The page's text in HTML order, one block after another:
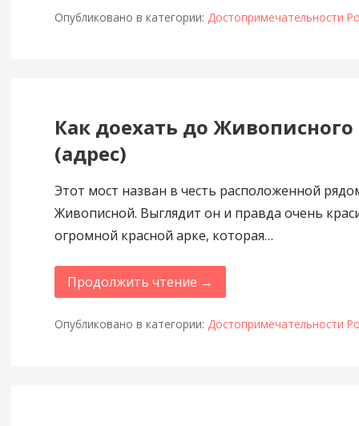
Опубликовано в категории: Достопримечательности
Как доехать до Живописного
(адрес)
Этот мост назван в честь расположенной
Живописной. Выглядит он и правда очень
огромной красной арке, которая…
Продолжить чтение →
Опубликовано в категории: Достопримечательности